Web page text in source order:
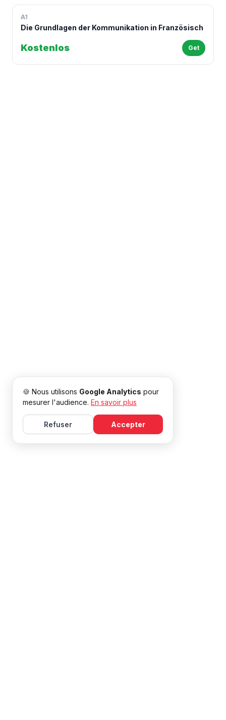
A1
Die Grundlagen der Kommunikation in Französisch
Kostenlos Get
🍪 Nous utilisons Google Analytics pour
mesurer l'audience. En savoir plus
Refuser Accepter